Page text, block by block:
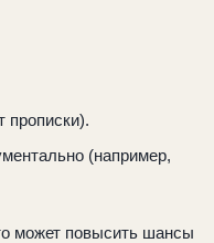
прописки).
(например,
может повысить шансы